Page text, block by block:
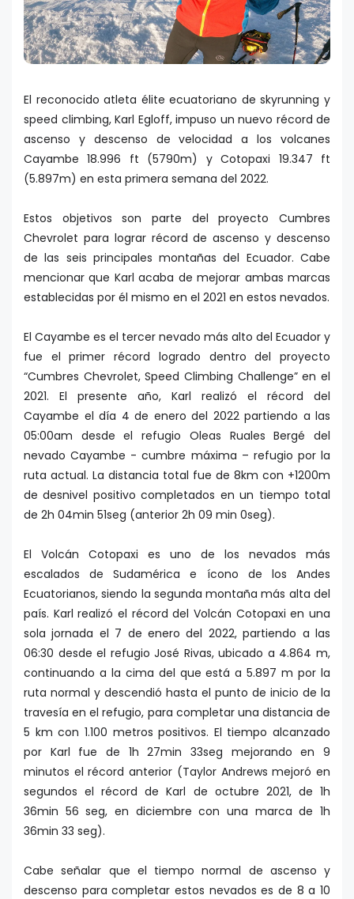
El reconocido atleta élite ecuatoriano de skyrunning y
speed climbing, Karl Egloff, impuso un nuevo récord de
ascenso y descenso de velocidad a los volcanes
Cayambe 18.996 ft (5790m) y Cotopaxi 19.347 ft
(5.897m) en esta primera semana del 2022.
Estos objetivos son parte del proyecto Cumbres
Chevrolet para lograr récord de ascenso y descenso
de las seis principales montañas del Ecuador. Cabe
mencionar que Karl acaba de mejorar ambas marcas
establecidas por él mismo en el 2021 en estos nevados.
El Cayambe es el tercer nevado más alto del Ecuador y
fue el primer récord logrado dentro del proyecto
“Cumbres Chevrolet, Speed Climbing Challenge” en el
2021. El presente año, Karl realizó el récord del
Cayambe el día 4 de enero del 2022 partiendo a las
05:00am desde el refugio Oleas Ruales Bergé del
nevado Cayambe - cumbre máxima – refugio por la
ruta actual. La distancia total fue de 8km con +1200m
de desnivel positivo completados en un tiempo total
de 2h 04min 51seg (anterior 2h 09 min 0seg).
El Volcán Cotopaxi es uno de los nevados más
escalados de Sudamérica e ícono de los Andes
Ecuatorianos, siendo la segunda montaña más alta del
país. Karl realizó el récord del Volcán Cotopaxi en una
sola jornada el 7 de enero del 2022, partiendo a las
06:30 desde el refugio José Rivas, ubicado a 4.864 m,
continuando a la cima del que está a 5.897 m por la
ruta normal y descendió hasta el punto de inicio de la
travesía en el refugio, para completar una distancia de
5 km con 1.100 metros positivos. El tiempo alcanzado
por Karl fue de 1h 27min 33seg mejorando en 9
minutos el récord anterior (Taylor Andrews mejoró en
segundos el récord de Karl de octubre 2021, de 1h
36min 56 seg, en diciembre con una marca de 1h
36min 33 seg).
Cabe señalar que el tiempo normal de ascenso y
descenso para completar estos nevados es de 8 a 10